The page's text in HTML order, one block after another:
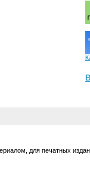
для печатных